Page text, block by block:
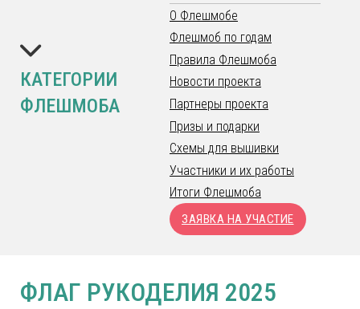
КАТЕГОРИИ
ФЛЕШМОБА
О Флешмобе
Флешмоб по годам
Правила Флешмоба
Новости проекта
Партнеры проекта
Призы и подарки
Схемы для вышивки
Участники и их работы
Итоги Флешмоба
ЗАЯВКА НА УЧАСТИЕ
ФЛАГ РУКОДЕЛИЯ 2025